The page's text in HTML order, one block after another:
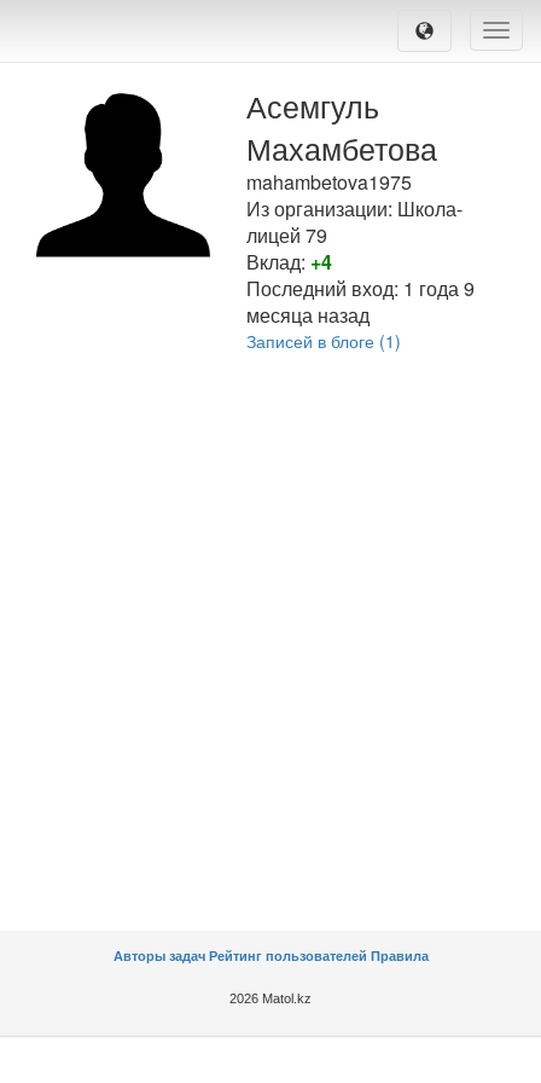
Toggle
Асемгуль
Махамбетова
mahambetova1975
Из организации: Школа-
лицей 79
Вклад: +4
Последний вход: 1 года 9
месяца назад
Записей в блоге (1)
Авторы задач Рейтинг пользователей Правила
2026 Matol.kz